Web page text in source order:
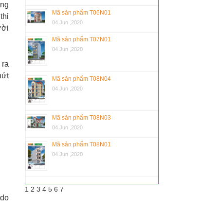
Mã sản phẩm T06N01
04 Jun ,2020
Mã sản phẩm T07N01
04 Jun ,2020
Mã sản phẩm T08N04
04 Jun ,2020
Mã sản phẩm T08N03
04 Jun ,2020
Mã sản phẩm T08N01
04 Jun ,2020
1 2 3 4 5 6 7